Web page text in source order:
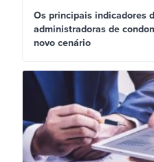
Os principais indicadores
administradoras de
novo cenário